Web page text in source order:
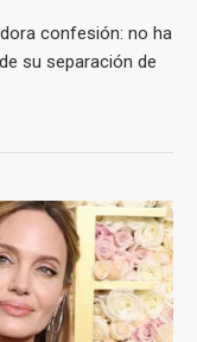
confesión: no ha
su separación de